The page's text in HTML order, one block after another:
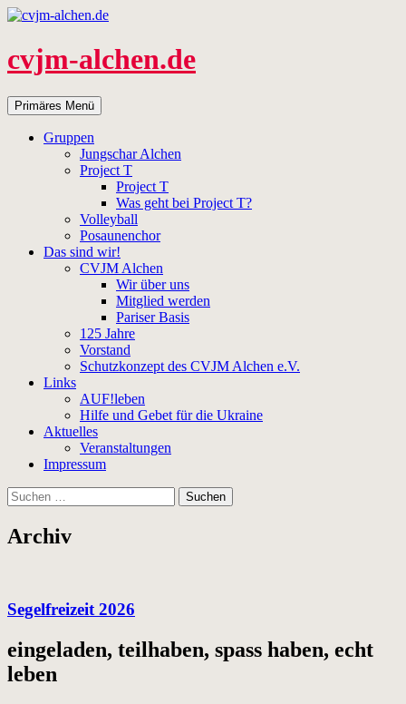
Zum
springen
cvjm-alchen.de
Suchen
Primäres Menü
Gruppen
Jungschar Alchen
Project T
Project T
Was geht bei Project T?
Volleyball
Posaunenchor
Das sind wir!
CVJM Alchen
Wir über uns
Mitglied werden
Pariser Basis
125 Jahre
Vorstand
Schutzkonzept des CVJM Alchen e.V.
Links
AUF!leben
Hilfe und Gebet für die Ukraine
Aktuelles
Veranstaltungen
Impressum
Suchen
nach:
Archiv
Segelfreizeit 2026
eingeladen, teilhaben, spass haben, echt
leben